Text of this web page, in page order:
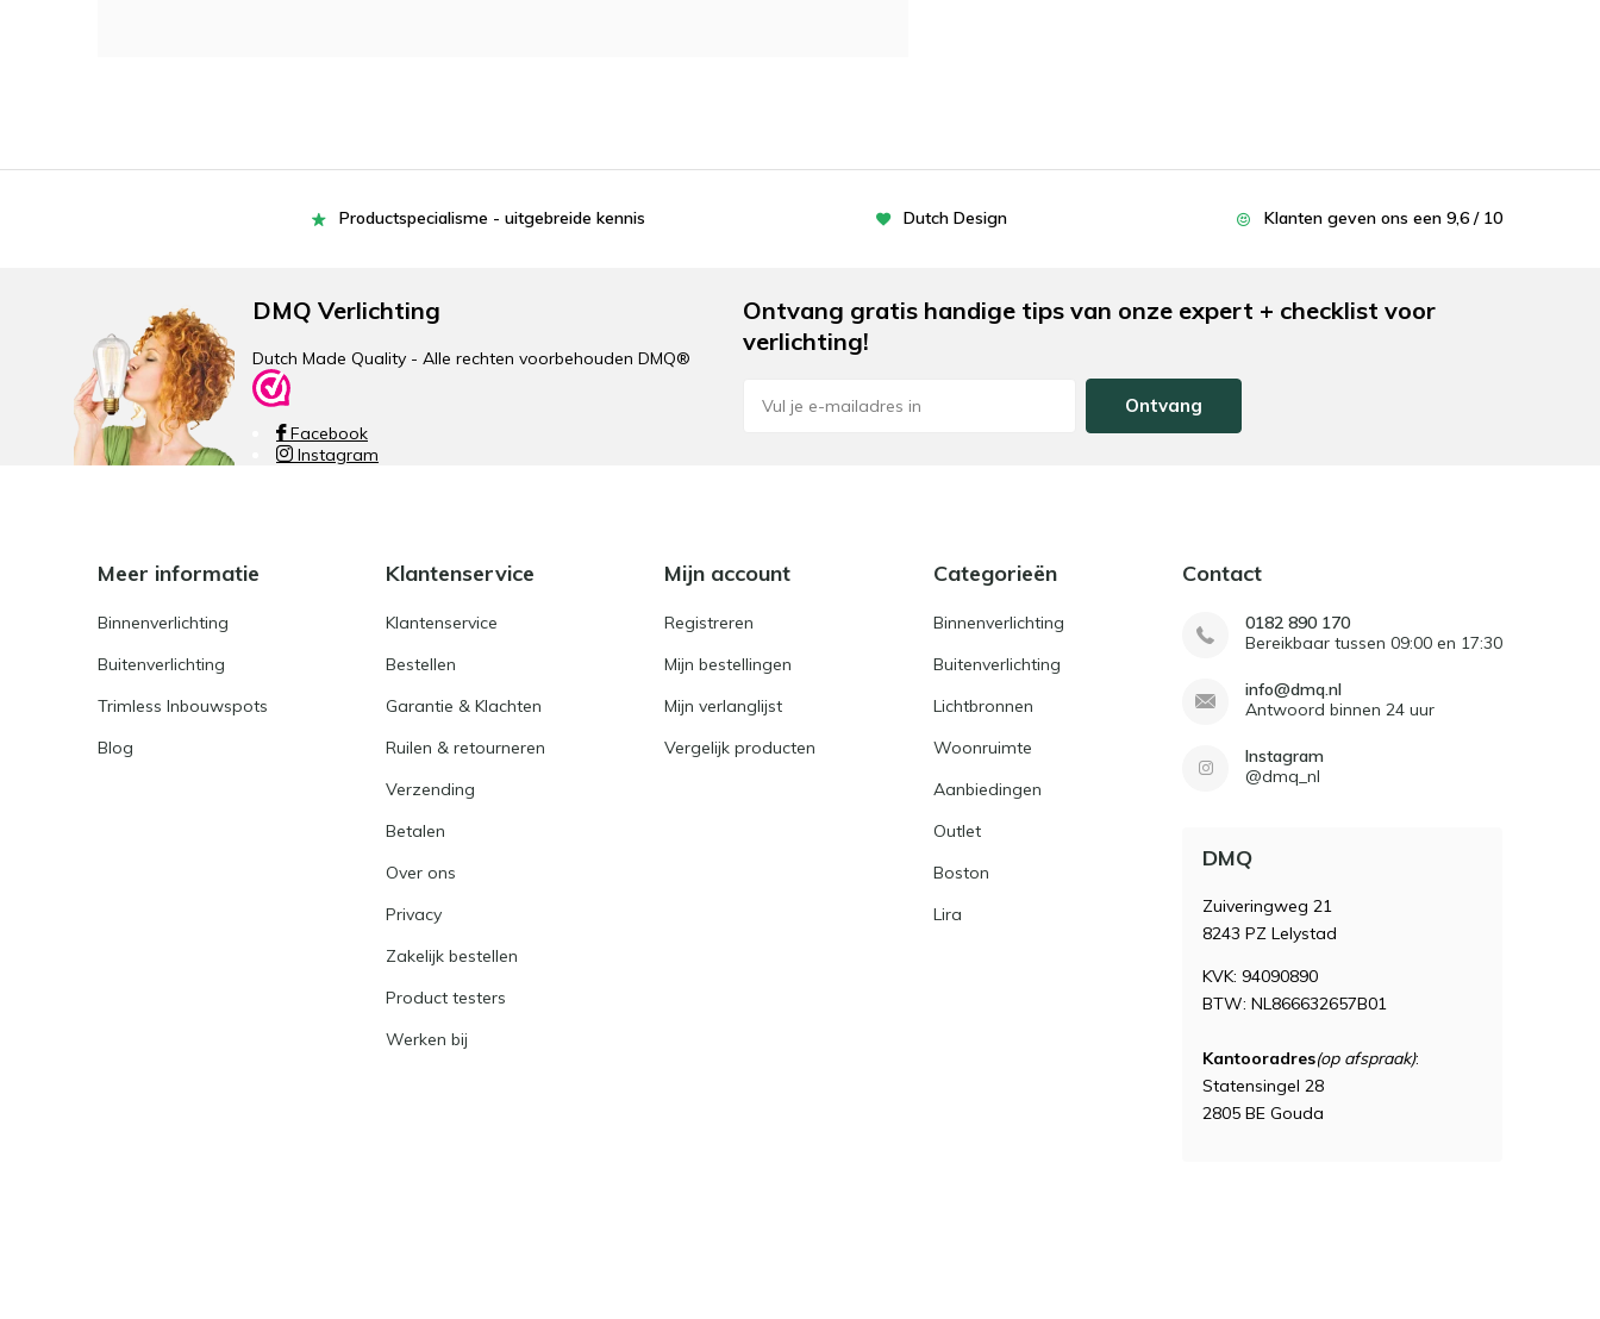
Productspecialisme - uitgebreide kennis Dutch Design Klanten geven ons een 9,6 / 10
DMQ Verlichting
Dutch Made Quality - Alle rechten voorbehouden DMQ®
Facebook
Instagram
Ontvang gratis handige tips van onze expert + checklist voor
verlichting!
Ontvang
Meer informatie
Binnenverlichting
Buitenverlichting
Trimless Inbouwspots
Blog
Klantenservice
Klantenservice
Bestellen
Garantie & Klachten
Ruilen & retourneren
Verzending
Betalen
Over ons
Privacy
Zakelijk bestellen
Product testers
Werken bij
Mijn account
Registreren
Mijn bestellingen
Mijn verlanglijst
Vergelijk producten
Categorieën
Binnenverlichting
Buitenverlichting
Lichtbronnen
Woonruimte
Aanbiedingen
Outlet
Boston
Lira
Contact
0182 890 170
Bereikbaar tussen 09:00 en 17:30
info@dmq.nl
Antwoord binnen 24 uur
Instagram
@dmq_nl
DMQ
Zuiveringweg 21
8243 PZ Lelystad
KVK: 94090890
BTW: NL866632657B01
Kantooradres(op afspraak):
Statensingel 28
2805 BE Gouda